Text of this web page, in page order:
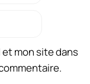
mon site dans